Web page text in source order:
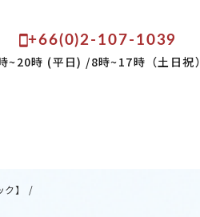
+66(0)2-107-1039
~20時 (平日) /8時~17時（土日祝）
】 /